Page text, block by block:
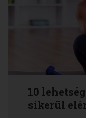
10
sikerül